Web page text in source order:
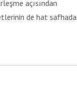
açısından
de hat safhada